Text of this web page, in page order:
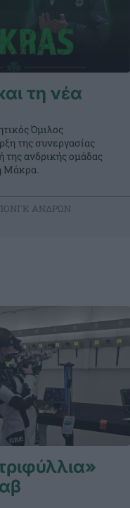
τη νέα
Όμιλος
της συνεργασίας
της ανδρικής ομάδας
Μάκρα.
ΑΝΔΡΩΝ